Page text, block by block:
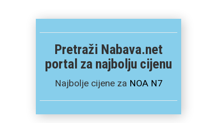
Pretraži Nabava.net
portal za najbolju cijenu
Najbolje cijene za NOA N7